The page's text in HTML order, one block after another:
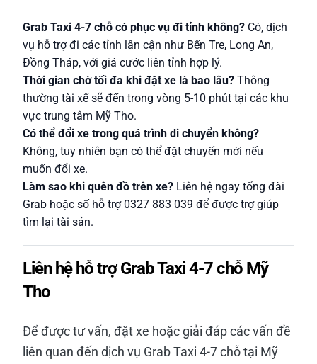
Grab Taxi 4-7 chỗ có phục vụ đi tỉnh không? Có, dịch
vụ hỗ trợ đi các tỉnh lân cận như Bến Tre, Long An,
Đồng Tháp, với giá cước liên tỉnh hợp lý.
Thời gian chờ tối đa khi đặt xe là bao lâu? Thông
thường tài xế sẽ đến trong vòng 5-10 phút tại các khu
vực trung tâm Mỹ Tho.
Có thể đổi xe trong quá trình di chuyển không?
Không, tuy nhiên bạn có thể đặt chuyến mới nếu
muốn đổi xe.
Làm sao khi quên đồ trên xe? Liên hệ ngay tổng đài
Grab hoặc số hỗ trợ 0327 883 039 để được trợ giúp
tìm lại tài sản.
Liên hệ hỗ trợ Grab Taxi 4-7 chỗ Mỹ
Tho
Để được tư vấn, đặt xe hoặc giải đáp các vấn đề
liên quan đến dịch vụ Grab Taxi 4-7 chỗ tại Mỹ